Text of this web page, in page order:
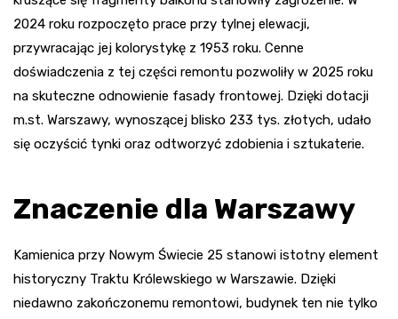
2024 roku rozpoczęto prace przy tylnej elewacji,
przywracając jej kolorystykę z 1953 roku. Cenne
doświadczenia z tej części remontu pozwoliły w 2025 roku
na skuteczne odnowienie fasady frontowej. Dzięki dotacji
m.st. Warszawy, wynoszącej blisko 233 tys. złotych, udało
się oczyścić tynki oraz odtworzyć zdobienia i sztukaterie.
Znaczenie dla Warszawy
Kamienica przy Nowym Świecie 25 stanowi istotny element
historyczny Traktu Królewskiego w Warszawie. Dzięki
niedawno zakończonemu remontowi, budynek ten nie tylko